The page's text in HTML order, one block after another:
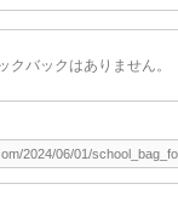
クバックはありません。